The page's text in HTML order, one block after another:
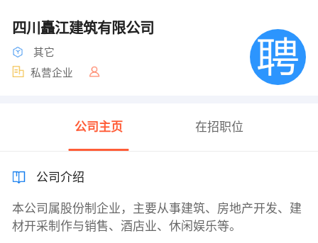
四川矗江建筑有限公司
其它
私营企业
公司主页 在招职位
公司介绍
本公司属股份制企业，主要从事建筑、房地产开发、建
材开采制作与销售、酒店业、休闲娱乐等。